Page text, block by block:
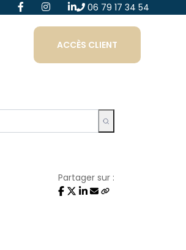
06 79 17 34 54
ACCÈS CLIENT
Partager sur :